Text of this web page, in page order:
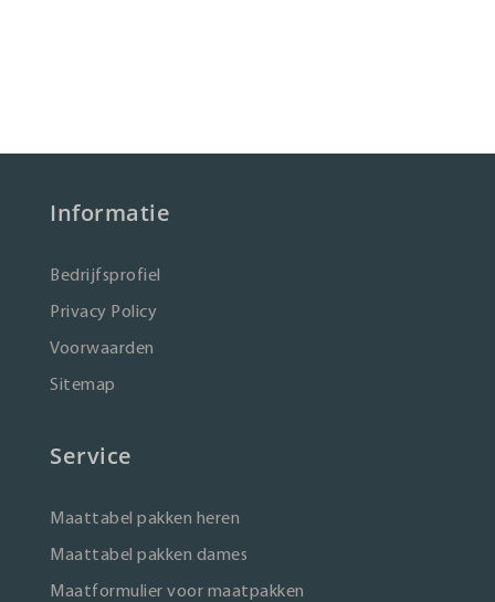
Informatie
Bedrijfsprofiel
Privacy Policy
Voorwaarden
Sitemap
Service
Maattabel pakken heren
Maattabel pakken dames
Maatformulier voor maatpakken